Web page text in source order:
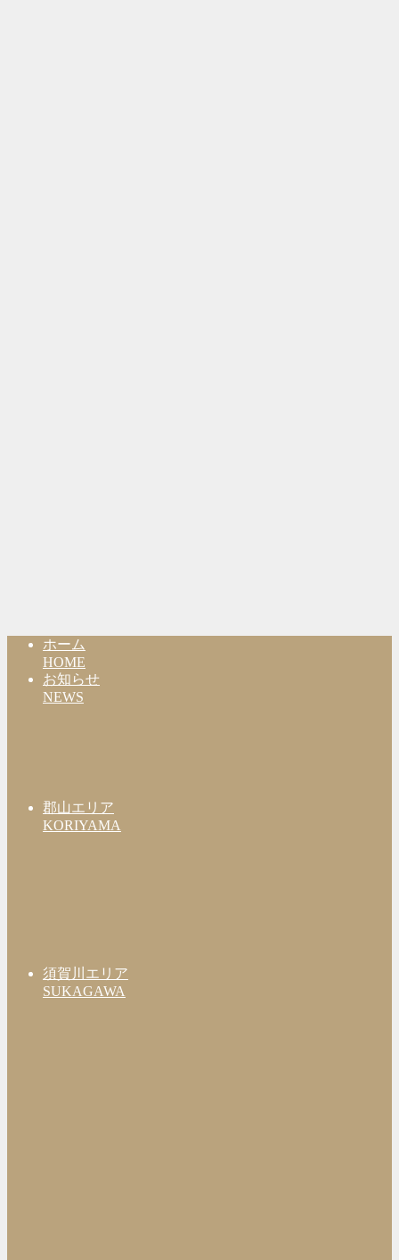
ホーム
HOME
お知らせ
NEWS
郡山エリア
KORIYAMA
須賀川エリア
SUKAGAWA